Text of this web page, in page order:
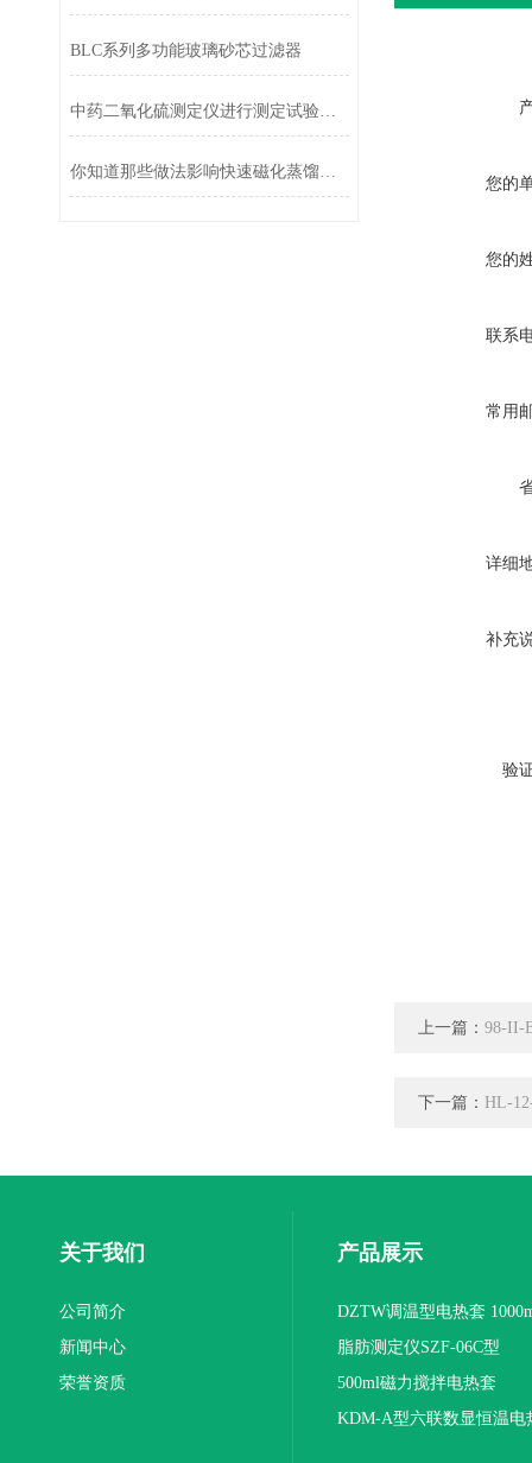
您的
您的
联系
常用
详细
补充
验
上一篇： 98-II-
下一篇： HL-
BLC系列多功能玻璃砂芯过滤器
中药二氧化硫测定仪进行测定试验的具体步骤
你知道那些做法影响快速磁化蒸馏仪的工作
关于我们
公司简介
新闻中心
荣誉资质
产品展示
DZTW调温型电热套
联
脂肪测定仪SZF-06C型
500ml磁力搅拌电热套
KDM-A型六联数显恒温电